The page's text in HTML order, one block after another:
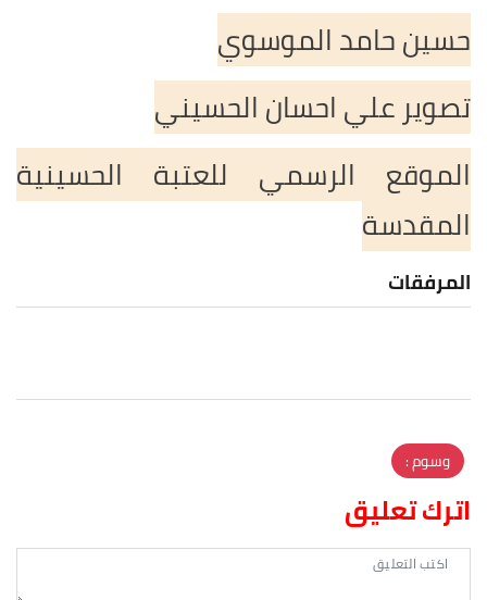
حسين حامد الموسوي
تصوير علي احسان الحسيني
الموقع الرسمي للعتبة الحسينية
المقدسة
المرفقات
وسوم :
اترك تعليق